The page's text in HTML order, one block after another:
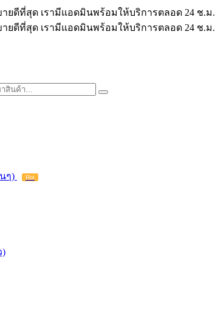
ยดีที่สุด เรามีแอดมินพร้อมให้บริการตลอด 24 ช.ม.
ยดีที่สุด เรามีแอดมินพร้อมให้บริการตลอด 24 ช.ม.
ๆ) Hot
)